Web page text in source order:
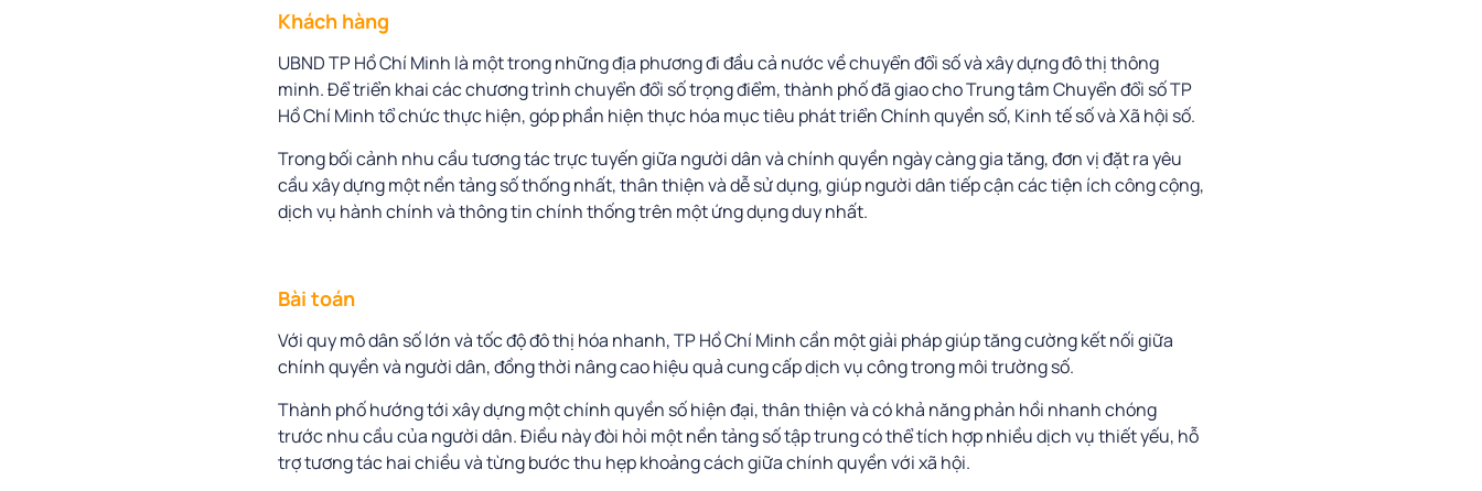
Khách hàng
UBND TP Hồ Chí Minh là một trong những địa phương đi đầu cả nước về chuyển đổi số và xây dựng đô thị thông
minh. Để triển khai các chương trình chuyển đổi số trọng điểm, thành phố đã giao cho Trung tâm Chuyển đổi số TP
Hồ Chí Minh tổ chức thực hiện, góp phần hiện thực hóa mục tiêu phát triển Chính quyền số, Kinh tế số và Xã hội số.
Trong bối cảnh nhu cầu tương tác trực tuyến giữa người dân và chính quyền ngày càng gia tăng, đơn vị đặt ra yêu
cầu xây dựng một nền tảng số thống nhất, thân thiện và dễ sử dụng, giúp người dân tiếp cận các tiện ích công cộng,
dịch vụ hành chính và thông tin chính thống trên một ứng dụng duy nhất.
Bài toán
Với quy mô dân số lớn và tốc độ đô thị hóa nhanh, TP Hồ Chí Minh cần một giải pháp giúp tăng cường kết nối giữa
chính quyền và người dân, đồng thời nâng cao hiệu quả cung cấp dịch vụ công trong môi trường số.
Thành phố hướng tới xây dựng một chính quyền số hiện đại, thân thiện và có khả năng phản hồi nhanh chóng
trước nhu cầu của người dân. Điều này đòi hỏi một nền tảng số tập trung có thể tích hợp nhiều dịch vụ thiết yếu, hỗ
trợ tương tác hai chiều và từng bước thu hẹp khoảng cách giữa chính quyền với xã hội.